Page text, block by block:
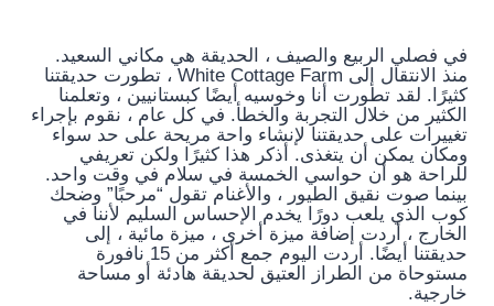
في فصلي الربيع والصيف ، الحديقة هي مكاني السعيد.
منذ الانتقال إلى White Cottage Farm ، تطورت حديقتنا
كثيرًا. لقد تطورت أنا وخوسيه أيضًا كبستانيين ، وتعلمنا
الكثير من خلال التجربة والخطأ. في كل عام ، نقوم بإجراء
تغييرات على حديقتنا لإنشاء واحة مريحة على حد سواء
ومكان يمكن أن يتغذى. أذكر هذا كثيرًا ولكن تعريفي
للراحة هو أن حواسي الخمسة في سلام في وقت واحد.
بينما صوت نقيق الطيور ، والأغنام تقول “مرحبًا” وضحك
كوب الذي يلعب دورًا يخدم الإحساس السليم لأننا في
الخارج ، أردت إضافة ميزة أخرى ، ميزة مائية ، إلى
حديقتنا أيضًا. أردت اليوم جمع أكثر من 15 نافورة
مستوحاة من الطراز العتيق لحديقة هادئة أو مساحة
خارجية.